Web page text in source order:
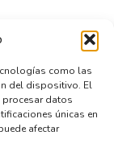
como las
del dispositivo. El
datos
únicas en
afectar